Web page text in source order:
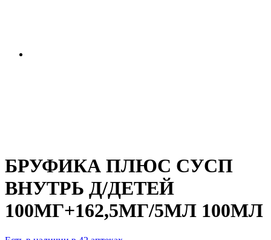
БРУФИКА ПЛЮС СУСП
ВНУТРЬ Д/ДЕТЕЙ
100МГ+162,5МГ/5МЛ 100МЛ